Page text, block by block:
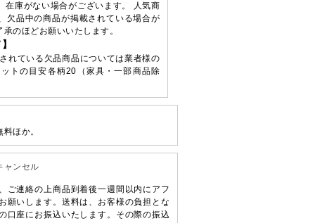
在庫がない場合がございます。 人気商
欠品中の商品が掲載されている場合が
のほどお願いいたします。
れている欠品商品については業者様の
トの目安各柄20（家具・一部商品除
ほか。
ンセル
ご連絡の上商品到着後一週間以内にアフ
願いします。送料は、お客様の負担とな
口座にお振込いたします。その際の振込